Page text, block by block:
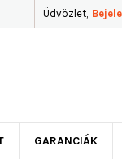
Üdvözlet,
GARANCIÁK